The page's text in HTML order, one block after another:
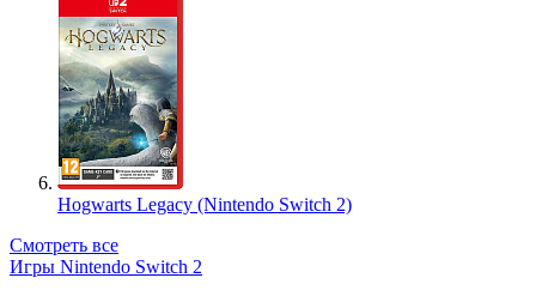
Hogwarts Legacy (Nintendo Switch 2)
Смотреть все
Игры Nintendo Switch 2